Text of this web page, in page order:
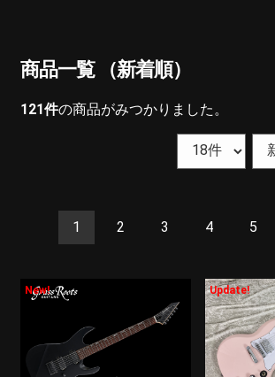
商品一覧 （新着順）
121件の商品がみつかりました。
1 2 3 4 5
New! Update!